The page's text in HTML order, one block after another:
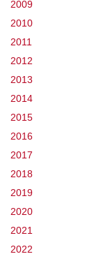
2009
2010
2011
2012
2013
2014
2015
2016
2017
2018
2019
2020
2021
2022